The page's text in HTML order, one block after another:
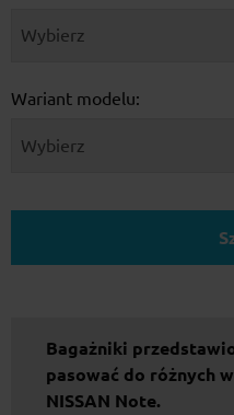
Wariant modelu:
Bagażniki
pasować do różnych
NISSAN Note.